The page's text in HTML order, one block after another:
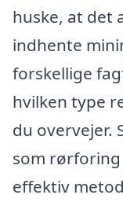
huske, at det
indhente
forskellige
hvilken type
du overvejer.
som
effektiv